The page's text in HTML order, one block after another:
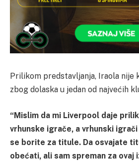
Prilikom predstavljanja, Iraola nije
zbog dolaska u jedan od najvećih
“Mislim da mi Liverpool daje
vrhunske igrače, a vrhunski
se borite za titule. Da osvajate
obećati, ali sam spreman za ovaj